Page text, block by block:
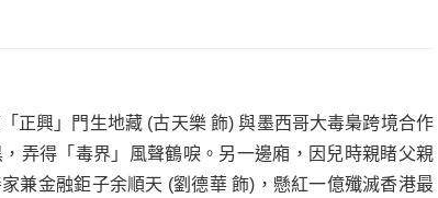
正興」門生地藏 (古天樂 飾) 與墨西哥大毒梟跨境合作
弄得「毒界」風聲鶴唳。另一邊廂，因兒時親睹父親
兼金融鉅子余順天 (劉德華 飾)，懸紅一億殲滅香港最